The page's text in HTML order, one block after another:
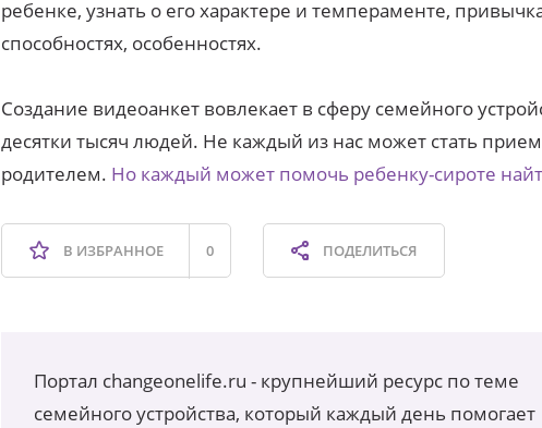
ребенке, узнать о его характере и темпераменте,
способностях, особенностях.
Создание видеоанкет вовлекает в сферу семейного
десятки тысяч людей. Не каждый из нас может стать
родителем. Но каждый может помочь ребенку-сироте
В ИЗБРАННОЕ 0 ПОДЕЛИТЬСЯ
Портал changeonelife.ru - крупнейший ресурс по теме
семейного устройства, который каждый день помогает